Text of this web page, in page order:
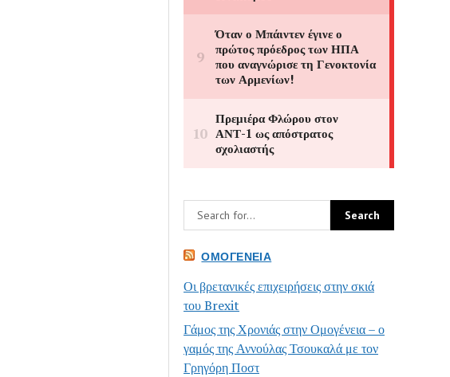
ΟΜΟΓΈΝΕΙΑ
Οι βρετανικές επιχειρήσεις στην σκιά
του Brexit
Γάμος της Χρονιάς στην Ομογένεια – ο
γαμός της Αννούλας Τσουκαλά με τον
Γρηγόρη Ποστ